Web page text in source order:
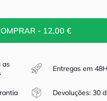
- 12,00 €
as
Entregas em
Devoluções: 30